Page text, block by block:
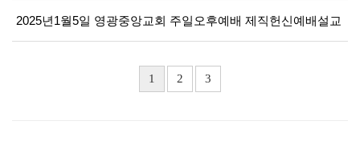
2025년1월5일 영광중앙교회 주일오후예배 제직헌신예배설교
1 2 3